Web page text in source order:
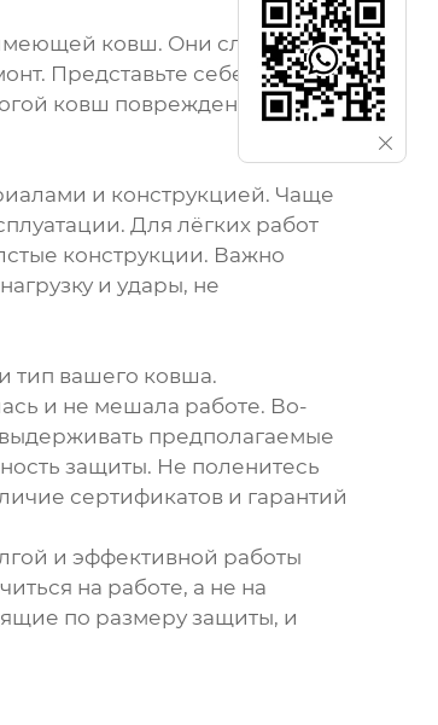
ковш. Они служат
Представьте себе: вы
ковш поврежден. Боковые
и конструкцией. Чаще
Для лёгких работ
конструкции. Важно
и удары, не
тип вашего ковша.
и не мешала работе. Во-
предполагаемые
защиты. Не поленитесь
сертификатов и гарантий
и эффективной работы
на работе, а не на
по размеру защиты, и